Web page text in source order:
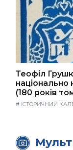
Теофіл
національно
(180 років
# ІСТОРИЧНИЙ